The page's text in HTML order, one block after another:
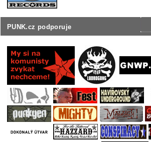
PUNK.cz podporuje